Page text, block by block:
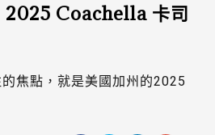
2025 Coachella 卡司
焦點，就是美國加州的2025